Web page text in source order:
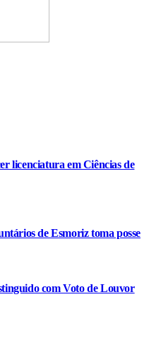
licenciatura em Ciências de
de Esmoriz toma posse
com Voto de Louvor